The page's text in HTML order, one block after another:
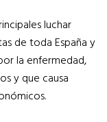
luchar
de toda España y
la enfermedad,
y que causa